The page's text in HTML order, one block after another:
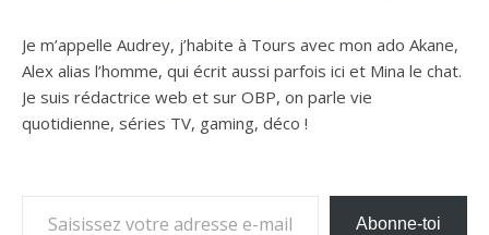
Je m’appelle Audrey, j’habite à Tours avec mon ado Akane,
Alex alias l’homme, qui écrit aussi parfois ici et Mina le chat.
Je suis rédactrice web et sur OBP, on parle vie
quotidienne, séries TV, gaming, déco !
Abonne-toi